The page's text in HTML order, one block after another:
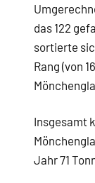
das 122
sortierte
Rang (von
Insgesamt
Jahr 71